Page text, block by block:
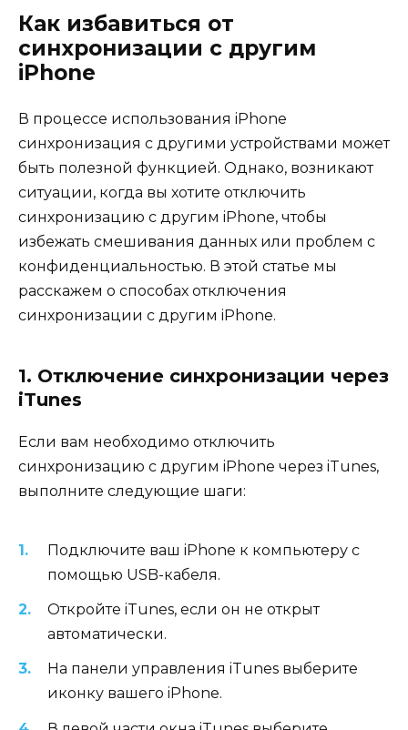
Как избавиться от
синхронизации с другим
iPhone
В процессе использования iPhone
синхронизация с другими устройствами может
быть полезной функцией. Однако, возникают
ситуации, когда вы хотите отключить
синхронизацию с другим iPhone, чтобы
избежать смешивания данных или проблем с
конфиденциальностью. В этой статье мы
расскажем о способах отключения
синхронизации с другим iPhone.
1. Отключение синхронизации через
iTunes
Если вам необходимо отключить
синхронизацию с другим iPhone через iTunes,
выполните следующие шаги:
Подключите ваш iPhone к компьютеру с
помощью USB-кабеля.
Откройте iTunes, если он не открыт
автоматически.
На панели управления iTunes выберите
иконку вашего iPhone.